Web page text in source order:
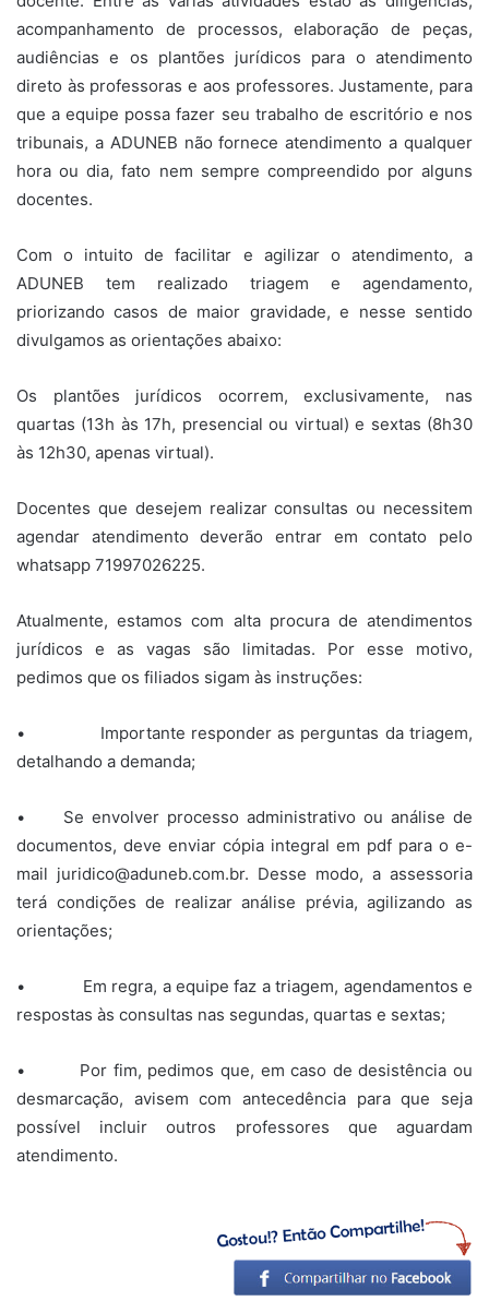
acompanhamento de processos, elaboração de peças,
audiências e os plantões jurídicos para o atendimento
direto às professoras e aos professores. Justamente, para
que a equipe possa fazer seu trabalho de escritório e nos
tribunais, a ADUNEB não fornece atendimento a qualquer
hora ou dia, fato nem sempre compreendido por alguns
docentes.
Com o intuito de facilitar e agilizar o atendimento, a
ADUNEB tem realizado triagem e agendamento,
priorizando casos de maior gravidade, e nesse sentido
divulgamos as orientações abaixo:
Os plantões jurídicos ocorrem, exclusivamente, nas
quartas (13h às 17h, presencial ou virtual) e sextas (8h30
às 12h30, apenas virtual).
Docentes que desejem realizar consultas ou necessitem
agendar atendimento deverão entrar em contato pelo
whatsapp 71997026225.
Atualmente, estamos com alta procura de atendimentos
jurídicos e as vagas são limitadas. Por esse motivo,
pedimos que os filiados sigam às instruções:
• Importante responder as perguntas da triagem,
detalhando a demanda;
• Se envolver processo administrativo ou análise de
documentos, deve enviar cópia integral em pdf para o e-
mail juridico@aduneb.com.br. Desse modo, a assessoria
terá condições de realizar análise prévia, agilizando as
orientações;
• Em regra, a equipe faz a triagem, agendamentos e
respostas às consultas nas segundas, quartas e sextas;
• Por fim, pedimos que, em caso de desistência ou
desmarcação, avisem com antecedência para que seja
possível incluir outros professores que aguardam
atendimento.